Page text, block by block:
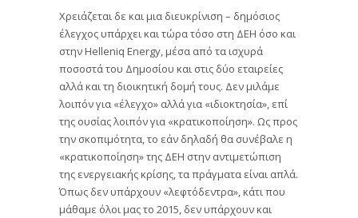
Χρειάζεται δε και μια διευκρίνιση – δημόσιος
έλεγχος υπάρχει και τώρα τόσο στη ΔΕΗ όσο και
στην Helleniq Energy, μέσα από τα ισχυρά
ποσοστά του Δημοσίου και στις δύο εταιρείες
αλλά και τη διοικητική δομή τους. Δεν μιλάμε
λοιπόν για «έλεγχο» αλλά για «ιδιοκτησία», επί
της ουσίας λοιπόν για «κρατικοποίηση». Ως προς
την σκοπιμότητα, το εάν δηλαδή θα συνέβαλε η
«κρατικοποίηση» της ΔΕΗ στην αντιμετώπιση
της ενεργειακής κρίσης, τα πράγματα είναι απλά.
Όπως δεν υπάρχουν «λεφτόδεντρα», κάτι που
μάθαμε όλοι μας το 2015, δεν υπάρχουν και